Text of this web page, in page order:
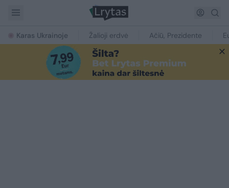
Karas Ukrainoje Žalioji erdvė Ačiū, Prezidente